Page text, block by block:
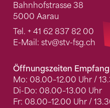
Bahnhofstrasse 38
5000 Aarau
Tel. + 41 62 837 82 00
E-Mail: stv@stv-fsg.ch
Öffnungszeiten
Mo: 08.00–12.00 Uhr /
Di-Do: 08.00–13.00 Uhr
Fr: 08.00–12.00 Uhr /